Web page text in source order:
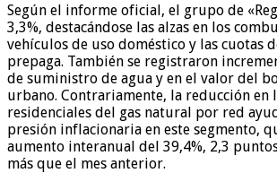
Según el informe oficial, el grupo de
3,3%, destacándose las alzas en los
vehículos de uso doméstico y las cuotas
prepaga. También se registraron
de suministro de agua y en el valor del
urbano. Contrariamente, la reducción en
residenciales del gas natural por red
presión inflacionaria en este segmento,
aumento interanual del 39,4%, 2,3
más que el mes anterior.